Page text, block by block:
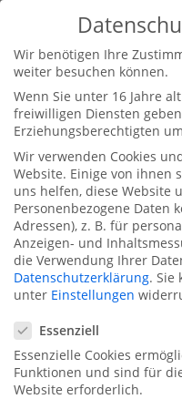
Neueste
Hallo Welt!
Neueste
Wir benötigen Ihre
weiter besuchen können.
Wenn Sie unter 16 Jahre
freiwilligen Diensten
Erziehungsberechtigten
Wir verwenden Cookies
Website. Einige von ihnen
uns helfen, diese Website
Personenbezogene Daten
Adressen), z. B. für
Anzeigen- und
die Verwendung Ihrer
Datenschutzerklärung. Sie
unter Einstellungen
Essenziell
Essenzielle Cookies
Funktionen und sind für
Website erforderlich.